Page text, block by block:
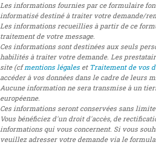
Les informations fournies par ce formulaire
informatisé destiné à traiter votre demande/
Les informations recueillies à partir de ce
traitement de votre message.
Ces informations sont destinées aux seuls
habilités à traiter votre demande. Les
site (cfmentions légales et Traitement de vos
accéder à vos données dans le cadre de leurs
Aucune information ne sera transmise à un
européenne.
Ces informations seront conservées sans limite
Vous bénéficiez d'un droit d'accès, de
informations qui vous concernent. Si vous
veuillez adresser votre demande via le